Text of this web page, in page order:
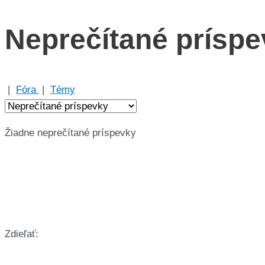
Neprečítané
| Fóra | Témy
Žiadne neprečítané príspevky
Zdieľať: